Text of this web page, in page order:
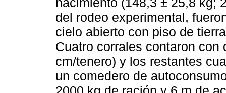
del rodeo experimental,
cielo abierto con piso de
Cuatro corrales contaron
cm/tenero) y los restantes
un comedero de